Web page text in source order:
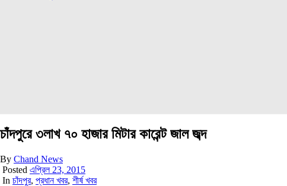
চাঁদপুরে ৩লাখ ৭০ হাজার মিটার কারেন্ট জাল জব্দ
By Chand News
Posted এপ্রিল 23, 2015
In চাঁদপুর, প্রধান খবর, শীর্ষ খবর